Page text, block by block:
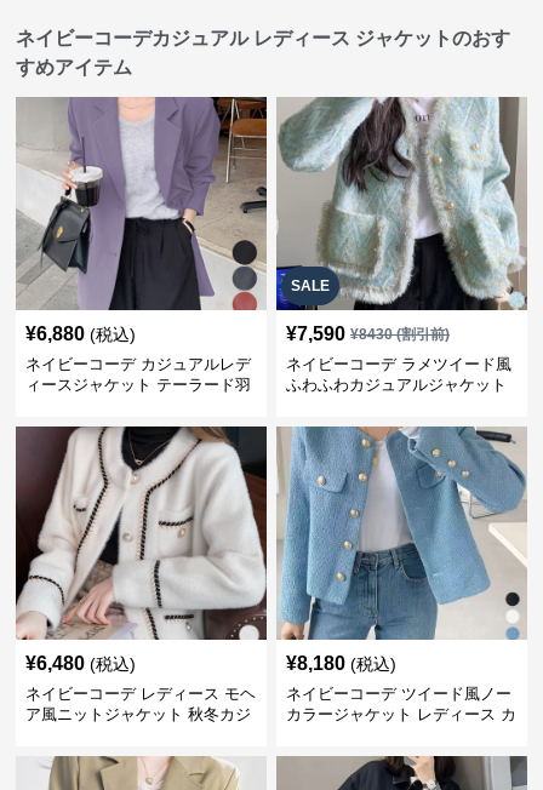
ネイビーコーデカジュアル レディース ジャケットのおす
すめアイテム
¥6,880 (税込)
ネイビーコーデ カジュアルレデ
ィースジャケット テーラード羽
SALE
¥7,590 ¥8430(割引前)
ネイビーコーデ ラメツイード風
ふわふわカジュアルジャケット
¥6,480 (税込)
ネイビーコーデ レディース モヘ
ア風ニットジャケット 秋冬カジ
¥8,180 (税込)
ネイビーコーデ ツイード風ノー
カラージャケット レディース カ